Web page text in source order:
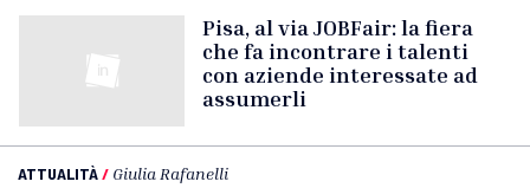
Pisa, al via JOBFair: la fiera
che fa incontrare i talenti
con aziende interessate ad
assumerli
ATTUALITÀ/ Giulia Rafanelli